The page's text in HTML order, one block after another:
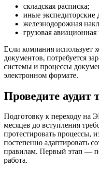
складская расписка;
иные экспедиторские
железнодорожная
грузовая авиационная
Если компания использует
документов, потребуется
системы и процессы
электронном формате.
Проведите аудит
Подготовку к переходу на
месяцев до вступления
протестировать процессы,
постепенно адаптировать
правилам. Первый этап —
работа.